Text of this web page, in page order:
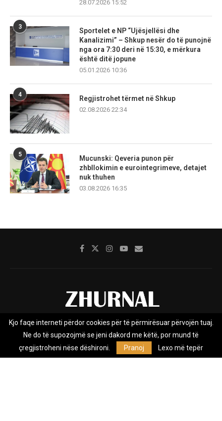
28.07.2026 15:52
3
Sportelet e NP “Ujësjellësi dhe
Kanalizimi” – Shkup nesër do të punojnë
nga ora 7:30 deri në 15:30, e mërkura
është ditë jopune
05.01.2026 10:36
4
Regjistrohet tërmet në Shkup
02.08.2026 22:34
5
Mucunski: Qeveria punon për
zhbllokimin e eurointegrimeve, detajet
nuk thuhen
03.08.2026 16:35
Rreth nesh Impresumi Marketing
Kontakt
Privacy Policy
Zhurnal.mk është Agjenci e Lajmeve e pavarur, e themeluar në vitin
Kjo faqe interneti përdor cookies për të përmirësuar përvojën tuaj.
Ne do të supozojmë se jeni dakord me këtë, por mund të
çregjistroheni nëse dëshironi.
Pranoj Lexo më tepër